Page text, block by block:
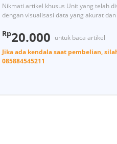
Nikmati artikel khusus Unit yang telah
dengan visualisasi data yang akurat
Rp20.000 untuk baca artikel
Jika ada kendala saat pembelian,
085884545211